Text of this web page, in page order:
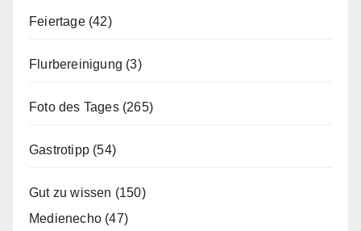
Feiertage(42)
Flurbereinigung (3)
Foto des Tages(265)
Gastrotipp (54)
Gut zu wissen (150)
Medienecho (47)